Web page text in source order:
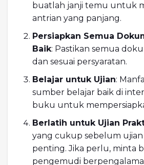
buatlah janji temu untuk
antrian yang panjang.
Persiapkan Semua
Baik: Pastikan semua
dan sesuai persyaratan.
Belajar untuk Ujian:
sumber belajar baik di
buku untuk
Berlatih untuk Ujian
yang cukup sebelum
penting. Jika perlu, minta
pengemudi